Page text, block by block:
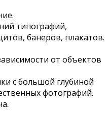
типографий,
банеров, плакатов.
от объектов
с большой глубиной
фотографий.